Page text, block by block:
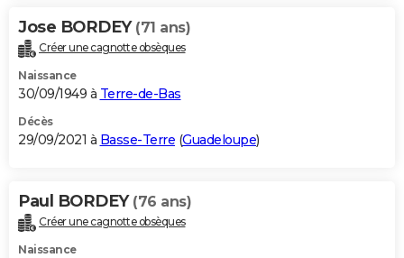
Jose BORDEY (71 ans)
Créer une cagnotte obsèques
Naissance
30/09/1949 à Terre-de-Bas
Décès
29/09/2021 à Basse-Terre (Guadeloupe)
Paul BORDEY (76 ans)
Créer une cagnotte obsèques
Naissance